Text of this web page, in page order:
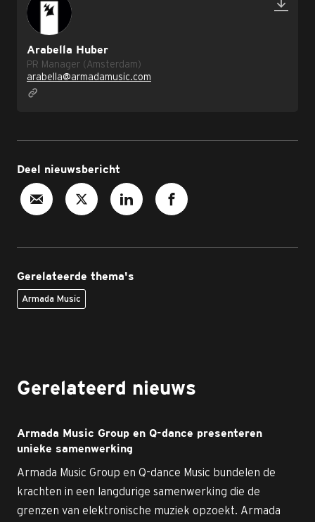
Arabella Huber
PR Manager (Amsterdam)
arabella@armadamusic.com
Deel nieuwsbericht
Gerelateerde thema's
Armada Music
Gerelateerd nieuws
Armada Music Group en Q-dance presenteren
unieke samenwerking
Armada Music Group en Q-dance Music bundelen de
krachten in een langdurige samenwerking die de
grenzen van elektronische muziek opzoekt. Armada